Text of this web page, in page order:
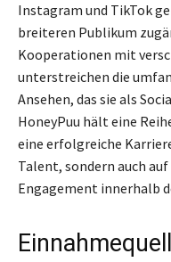
Instagram und TikTok
breiteren Publikum
Kooperationen mit
unterstreichen die
Ansehen, das sie als
HoneyPuu hält eine
eine erfolgreiche
Talent, sondern auch
Engagement innerhalb